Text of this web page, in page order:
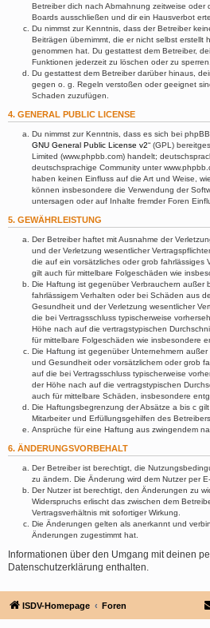
Betreiber dich nach Abmahnung zeitweise
Boards ausschließen und dir ein Hausverbot
Du nimmst zur Kenntnis, dass der Betreiber
Beiträgen übernimmt, die er nicht selbst erstellt
genommen hat. Du gestattest dem Betreiber,
Funktionen jederzeit zu löschen oder zu sperren.
Du gestattest dem Betreiber darüber hinaus,
gegen o. g. Regeln verstoßen oder geeignet
Schaden zuzufügen.
4. GENERAL PUBLIC LICENSE
Du nimmst zur Kenntnis, dass es sich bei phpBB
GNU General Public License v2“ (GPL)
Limited (www.phpbb.com) handelt;
deutschsprachige Community unter
haben keinen Einfluss auf die Art und Weise,
können insbesondere die Verwendung der
untersagen oder auf Inhalte fremder Foren
5. GEWÄHRLEISTUNG
Der Betreiber haftet mit Ausnahme der
und der Verletzung wesentlicher
die auf ein vorsätzliches oder grob fahrlässiges
gilt auch für mittelbare Folgeschäden wie
Die Haftung ist gegenüber Verbrauchern außer
fahrlässigem Verhalten oder bei Schäden aus
Gesundheit und der Verletzung wesentlicher
die bei Vertragsschluss typischerweise
Höhe nach auf die vertragstypischen
für mittelbare Folgeschäden wie insbesondere
Die Haftung ist gegenüber Unternehmern
und Gesundheit oder vorsätzlichem oder grob
auf die bei Vertragsschluss typischerweise
der Höhe nach auf die vertragstypischen
auch für mittelbare Schäden, insbesondere
Die Haftungsbegrenzung der Absätze a bis c
Mitarbeiter und Erfüllungsgehilfen des Betreibers.
Ansprüche für eine Haftung aus zwingendem
6. ÄNDERUNGSVORBEHALT
Der Betreiber ist berechtigt, die
zu ändern. Die Änderung wird dem Nutzer per
Der Nutzer ist berechtigt, den Änderungen zu
Widerspruchs erlischt das zwischen dem
Vertragsverhältnis mit sofortiger Wirkung.
Die Änderungen gelten als anerkannt und
Änderungen zugestimmt hat.
Informationen über den Umgang mit deinen
Datenschutzerklärung enthalten.
ISDV-Homepage Foren